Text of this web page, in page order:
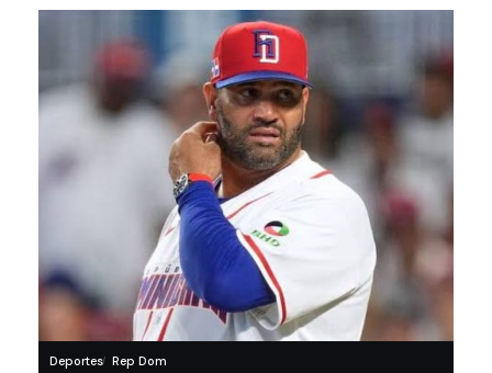
Deportes Rep Dom